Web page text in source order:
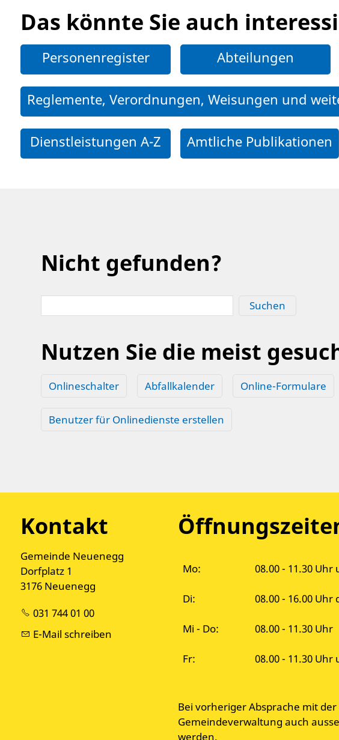
Das könnte Sie auch
Personenregister Abteilungen
Reglemente, Verordnungen, Weisungen und
Dienstleistungen A-Z Amtliche Publikationen
Nicht gefunden?
Suchen
Nutzen Sie die meist
Onlineschalter Abfallkalender Online-Formulare
Benutzer für Onlinedienste erstellen
Kontakt
Gemeinde Neuenegg
Dorfplatz 1
3176 Neuenegg
031 744 01 00
E-Mail schreiben
Mo: 08.00 - 11.30 Uhr
Di: 08.00 - 16.00
Mi - Do: 08.00 - 11.30 Uhr
Fr: 08.00 - 11.30 Uhr
Bei vorheriger Absprache mit
Gemeindeverwaltung auch
werden.